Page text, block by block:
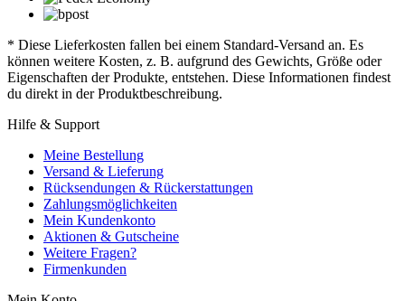
* Diese Lieferkosten fallen bei einem Standard-Versand an. Es
können weitere Kosten, z. B. aufgrund des Gewichts, Größe oder
Eigenschaften der Produkte, entstehen. Diese Informationen findest
du direkt in der Produktbeschreibung.
Hilfe & Support
Meine Bestellung
Versand & Lieferung
Rücksendungen & Rückerstattungen
Zahlungsmöglichkeiten
Mein Kundenkonto
Aktionen & Gutscheine
Weitere Fragen?
Firmenkunden